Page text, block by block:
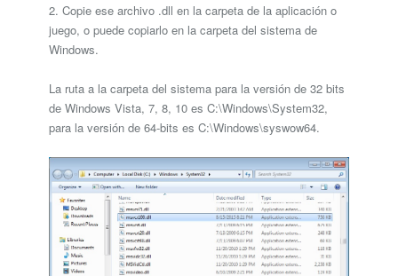
2. Copie ese archivo .dll en la carpeta de la aplicación o
juego, o puede copiarlo en la carpeta del sistema de
Windows.
La ruta a la carpeta del sistema para la versión de 32 bits
de Windows Vista, 7, 8, 10 es C:\Windows\System32,
para la versión de 64-bits es C:\Windows\syswow64.